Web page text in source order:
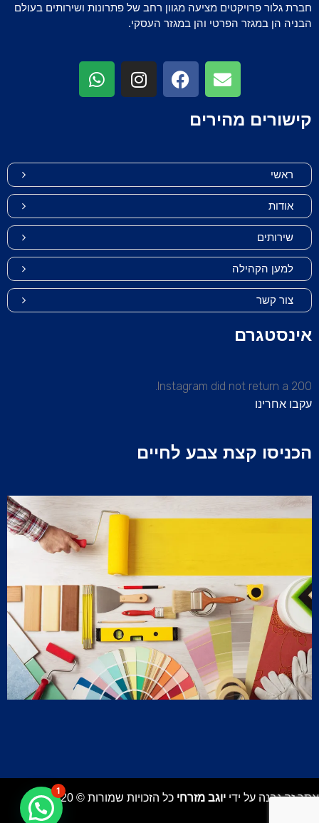
חברת גלור פרויקטים מציעה מגוון רחב של פתרונות ושירותים בעולם
הבניה הן במגזר הפרטי והן במגזר העסקי.
קישורים מהירים
ראשי
אודות
שירותים
למען הקהילה
צור קשר
אינסטגרם
Instagram did not return a 200.
עקבו אחרינו
הכניסו קצת צבע לחיים
אתר זה נבנה על ידי יוגב מזרחי כל הזכויות שמורות © 2020
1